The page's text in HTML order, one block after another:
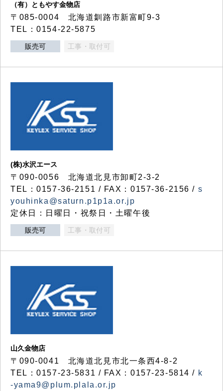
（有）ともやす金物店
〒085-0004 北海道釧路市新富町9-3
TEL：0154-22-5875
販売可 工事・取付可
(株)水沢エース
〒090-0056 北海道北見市卸町2-3-2
TEL：0157-36-2151 / FAX：0157-36-2156 / s
youhinka@saturn.p1p1a.or.jp
定休日：日曜日・祝祭日・土曜午後
販売可 工事・取付可
山久金物店
〒090-0041 北海道北見市北一条西4-8-2
TEL：0157-23-5831 / FAX：0157-23-5814 / k
-yama9@plum.plala.or.jp